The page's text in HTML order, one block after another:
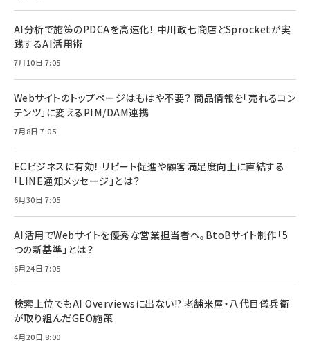
AI分析で施策のPDCAを高速化！ 中川政七商店とSprocketが実
践するAI活用術
7月10日 7:05
Webサイトのトップページはもはや不要？ 商品情報を「売れるコン
テンツ」に変えるPIM/DAM連携
7月8日 7:05
ECビジネスに有効！ リピート促進や顧客満足度向上に直結する
「LINE通知メッセージ」とは？
6月30日 7:05
AI活用でWebサイトを優秀な営業担当者へ。BtoBサイト制作「5
つの新基準」とは？
6月24日 7:05
検索上位でもAI Overviewsに出ない!? 老舗米屋・八代目儀兵衛
が取り組んだGEO施策
4月20日 8:00